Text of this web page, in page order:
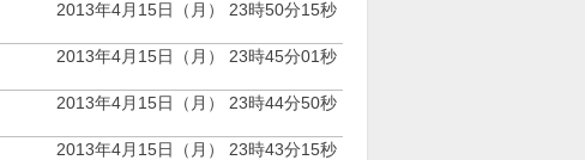
2013年4月15日（月） 23時50分15秒
2013年4月15日（月） 23時45分01秒
2013年4月15日（月） 23時44分50秒
2013年4月15日（月） 23時43分15秒